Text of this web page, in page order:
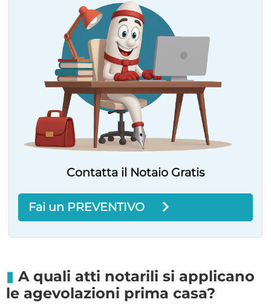
Contatta il Notaio Gratis
Fai un PREVENTIVO
A quali atti notarili si applicano
le agevolazioni prima casa?